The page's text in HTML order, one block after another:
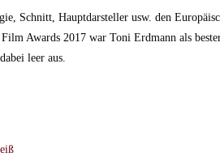
Schnitt, Hauptdarsteller usw. den
Awards 2017 war Toni Erdmann als
leer aus.